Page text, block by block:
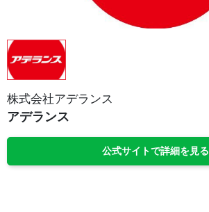
株式会社アデランス
アデランス
公式サイトで詳細を見る